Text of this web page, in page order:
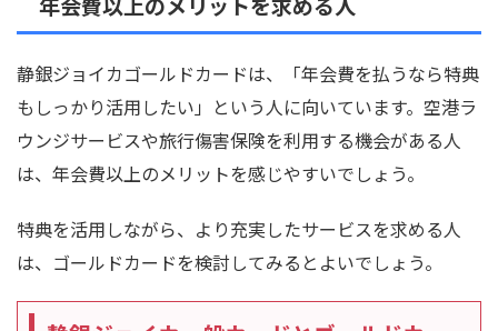
静銀ジョイカゴールドカードは、「年会費を払うなら特典
もしっかり活用したい」という人に向いています。空港ラ
ウンジサービスや旅行傷害保険を利用する機会がある人
は、年会費以上のメリットを感じやすいでしょう。
特典を活用しながら、より充実したサービスを求める人
は、ゴールドカードを検討してみるとよいでしょう。